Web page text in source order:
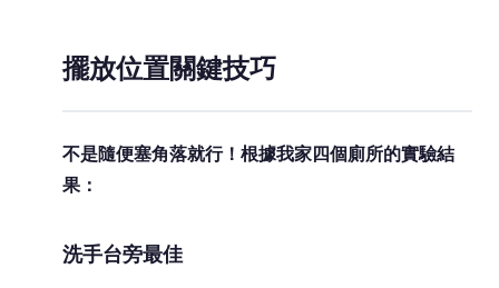
擺放位置關鍵技巧
不是隨便塞角落就行！根據我家四個廁所的實驗結
果：
洗手台旁最佳